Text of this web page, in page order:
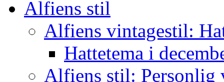
Alfiens stil
Alfiens vintagestil:
Hattetema i
Alfiens stil: Personlig